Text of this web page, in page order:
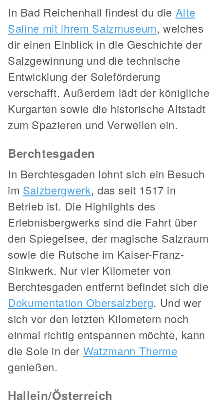
In Bad Reichenhall findest du die Alte
Saline mit ihrem Salzmuseum, welches
dir einen Einblick in die Geschichte der
Salzgewinnung und die technische
Entwicklung der Soleförderung
verschafft. Außerdem lädt der königliche
Kurgarten sowie die historische Altstadt
zum Spazieren und Verweilen ein.
Berchtesgaden
In Berchtesgaden lohnt sich ein Besuch
im Salzbergwerk, das seit 1517 in
Betrieb ist. Die Highlights des
Erlebnisbergwerks sind die Fahrt über
den Spiegelsee, der magische Salzraum
sowie die Rutsche im Kaiser-Franz-
Sinkwerk. Nur vier Kilometer von
Berchtesgaden entfernt befindet sich die
Dokumentation Obersalzberg. Und wer
sich vor den letzten Kilometern noch
einmal richtig entspannen möchte, kann
die Sole in der Watzmann Therme
genießen.
Hallein/Österreich